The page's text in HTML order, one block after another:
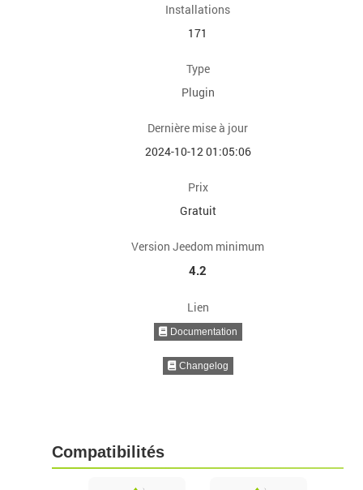
Installations
171
Type
Plugin
Dernière mise à jour
2024-10-12 01:05:06
Prix
Gratuit
Version Jeedom minimum
4.2
Lien
Documentation
Changelog
Compatibilités